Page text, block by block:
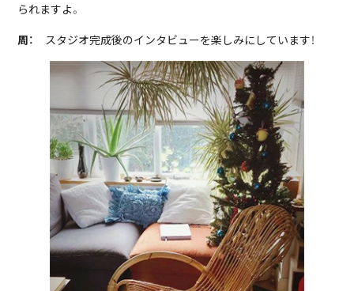
られますよ。
周：
スタジオ完成後のインタビューを楽しみにしています！